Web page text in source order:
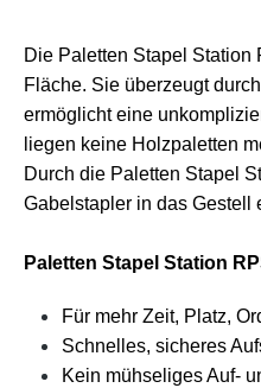
Die Paletten Stapel
Fläche. Sie überzeugt
ermöglicht eine
liegen keine Holzpaletten
Durch die Paletten Stapel
Gabelstapler in das Gestell
Paletten Stapel Station
Für mehr Zeit, Platz,
Schnelles, sicheres
Kein mühseliges Auf-